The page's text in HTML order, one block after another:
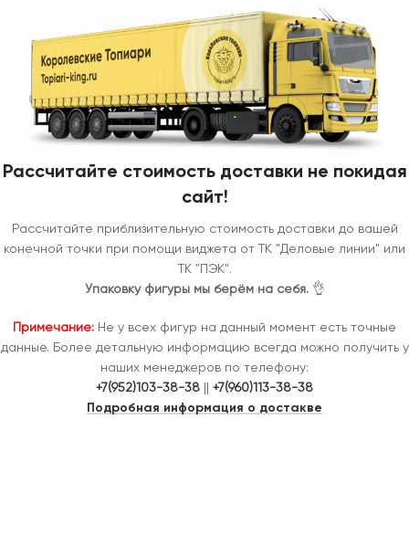
Рассчитайте стоимость доставки не покидая
сайт!
Рассчитайте приблизительную стоимость доставки до вашей
конечной точки при помощи виджета от ТК "Деловые линии" или
ТК "ПЭК".
Упаковку фигуры мы берём на себя.👌
Примечание: Не у всех фигур на данный момент есть точные
данные. Более детальную информацию всегда можно получить у
наших менеджеров по телефону:
+7(952)103-38-38 || +7(960)113-38-38
Подробная информация о достакве